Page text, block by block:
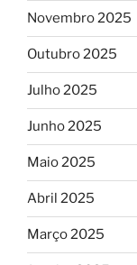
Novembro 2025
Outubro 2025
Julho 2025
Junho 2025
Maio 2025
Abril 2025
Março 2025